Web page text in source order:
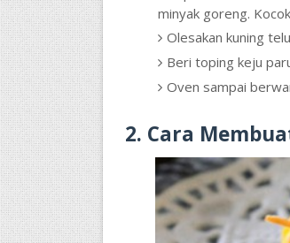
minyak goreng.
Olesakan kuning
Beri toping keju
Oven sampai
2. Cara